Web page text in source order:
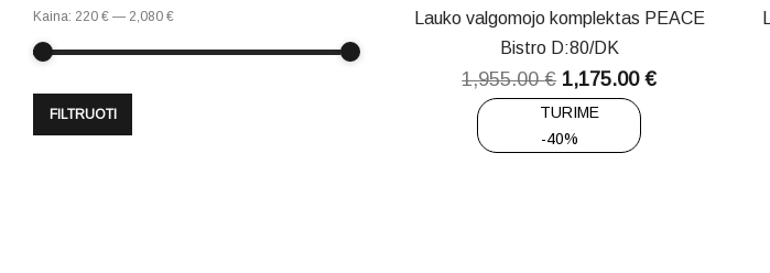
Lauko valgomojo komplektas PEACE
Bistro D:80/DK
1,955.00€ 1,175.00€
TURIME
-40%
FILTRUOTI
Kaina: 220 € — 2,080 €